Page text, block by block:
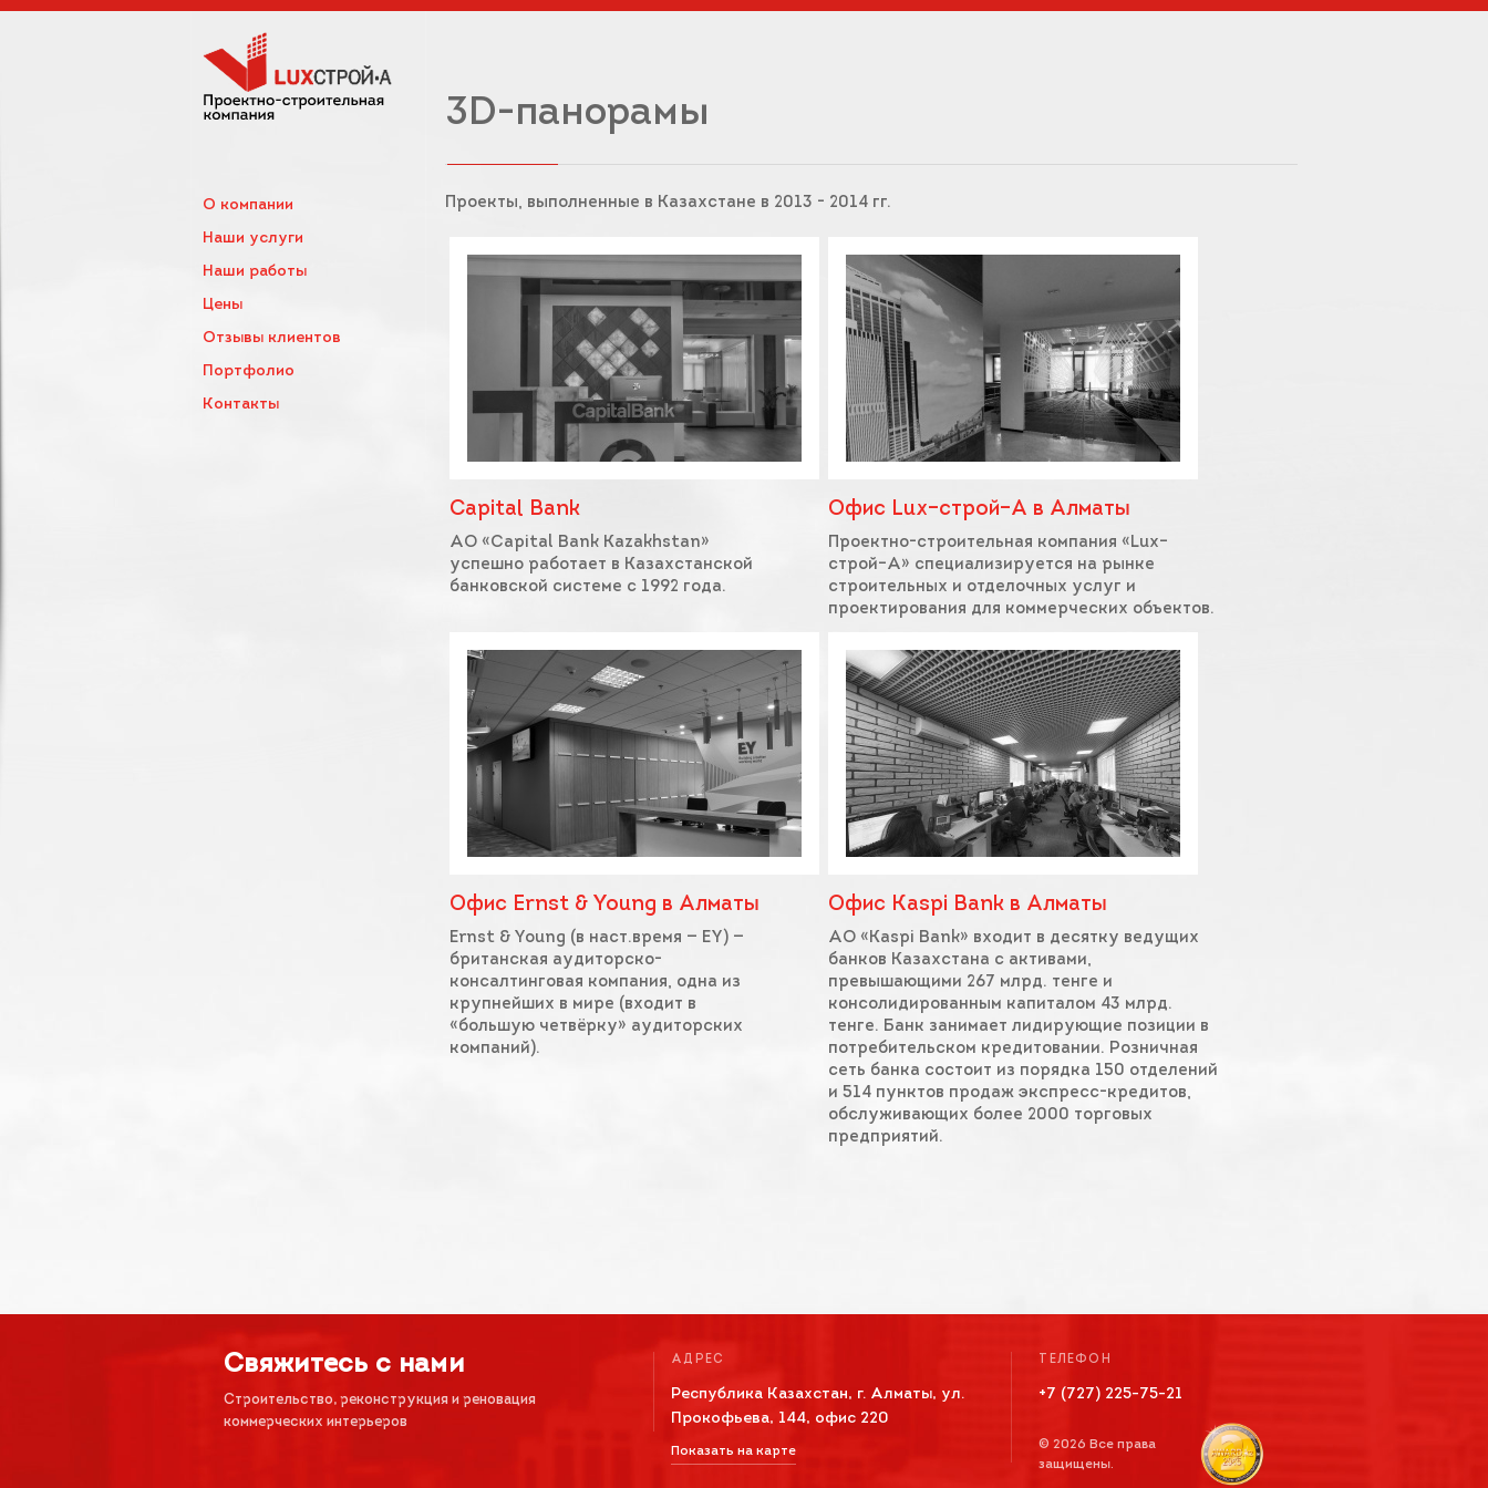
О компании
Наши услуги
Наши работы
Цены
Отзывы клиентов
Портфолио
Контакты
3D-панорамы
Проекты, выполненные в Казахстане в 2013 - 2014 гг.
Capital Bank
АО «Capital Bank Kazakhstan»
успешно работает в Казахстанской
банковской системе с 1992 года.
Офис Lux–строй–А в Алматы
Проектно-строительная компания «Lux–
строй–А» специализируется на рынке
строительных и отделочных услуг и
проектирования для коммерческих объектов.
Офис Ernst & Young в Алматы
Ernst & Young (в наст.время — EY) —
британская аудиторско-
консалтинговая компания, одна из
крупнейших в мире (входит в
«большую четвёрку» аудиторских
компаний).
Офис Kaspi Bank в Алматы
АО «Kaspi Bank» входит в десятку ведущих
банков Казахстана с активами,
превышающими 267 млрд. тенге и
консолидированным капиталом 43 млрд.
тенге. Банк занимает лидирующие позиции в
потребительском кредитовании. Розничная
сеть банка состоит из порядка 150 отделений
и 514 пунктов продаж экспресс-кредитов,
обслуживающих более 2000 торговых
предприятий.
Свяжитесь с нами
Строительство, реконструкция и реновация
коммерческих интерьеров
АДРЕС
Республика Казахстан, г. Алматы, ул.
Прокофьева, 144, офис 220
Показать на карте
ТЕЛЕФОН
+7 (727) 225-75-21
© 2026 Все права
защищены.